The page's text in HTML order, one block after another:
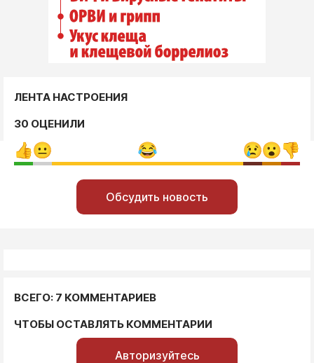
ЛЕНТА НАСТРОЕНИЯ
30 ОЦЕНИЛИ
Обсудить новость
ВСЕГО: 7 КОММЕНТАРИЕВ
ЧТОБЫ ОСТАВЛЯТЬ КОММЕНТАРИИ
Авторизуйтесь